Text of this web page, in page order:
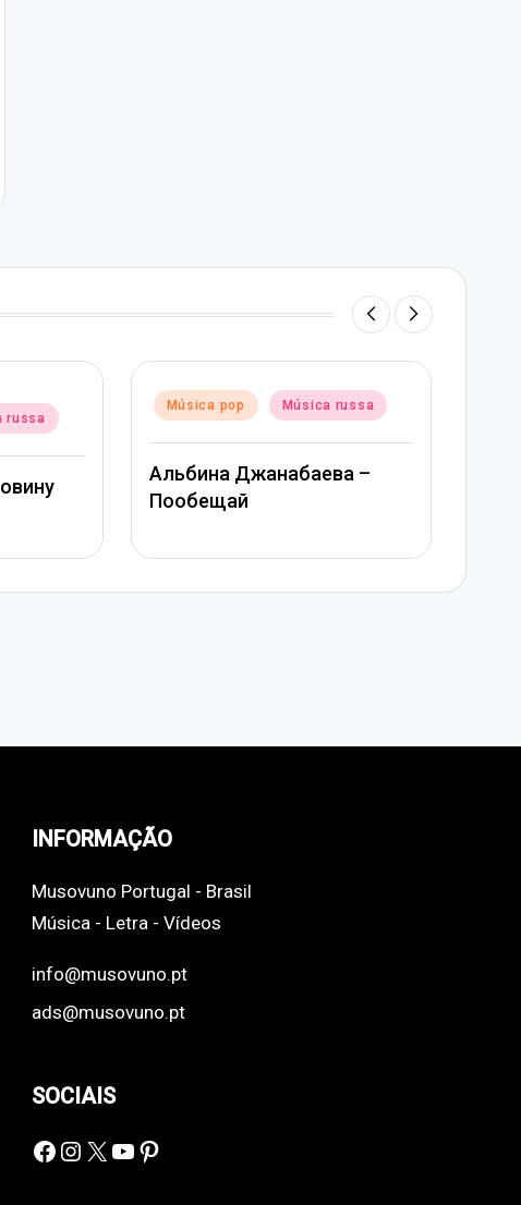
Música russa
Posted
in
Música pop Música russa
Митя Фомин и Альбина
Джанабаева – Спасибо,
сердце
INFORMAÇÃO
Musovuno Portugal - Brasil
Música - Letra - Vídeos
info@musovuno.pt
ads@musovuno.pt
SOCIAIS
Facebook
Instagram
X YouTube
Pinterest